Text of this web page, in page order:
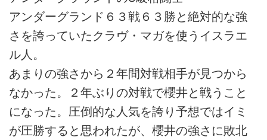
アンダーグランド６３戦６３勝と絶対的な強
さを誇っていたクラヴ・マガを使うイスラエ
ル人。
あまりの強さから２年間対戦相手が見つから
なかった。２年ぶりの対戦で櫻井と戦うこと
になった。圧倒的な人気を誇り予想ではイミ
が圧勝すると思われたが、櫻井の強さに敗北